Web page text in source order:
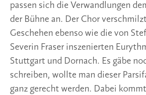
passen sich die Verwandlungen
der Bühne an. Der Chor
Geschehen ebenso wie die von
Severin Fraser inszenierten
Stuttgart und Dornach. Es gäbe
schreiben, wollte man dieser
ganz gerecht werden. Dabei